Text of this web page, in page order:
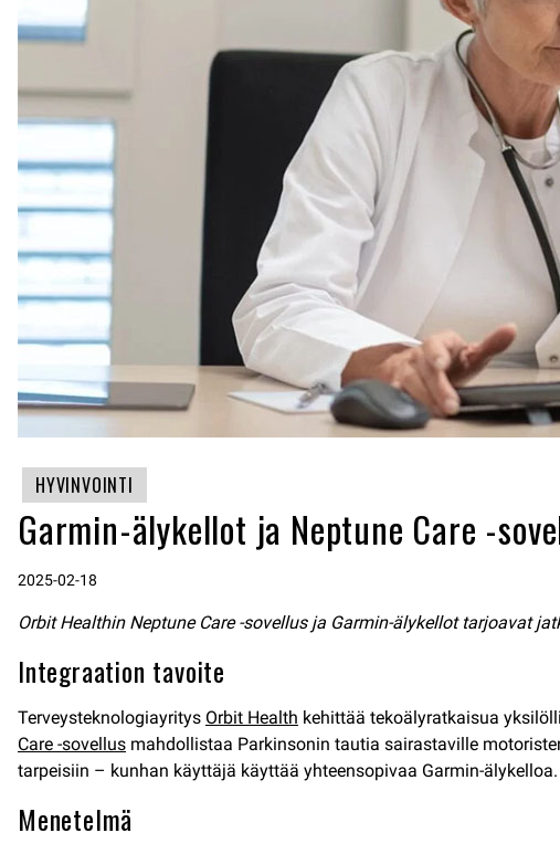
HYVINVOINTI
Garmin-älykellot ja Neptune Care -
2025-02-18
Orbit Healthin Neptune Care -sovellus ja Garmin-älykellot tarjoavat
Integraation tavoite
Terveysteknologiayritys Orbit Health kehittää tekoälyratkaisua
Care -sovellus mahdollistaa Parkinsonin tautia sairastaville
tarpeisiin – kunhan käyttäjä käyttää yhteensopivaa Garmin-älykelloa.
Menetelmä